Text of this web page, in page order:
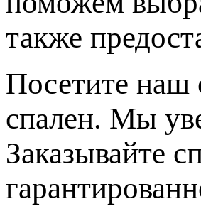
также
Посетите наш
спален. Мы
Заказывайте